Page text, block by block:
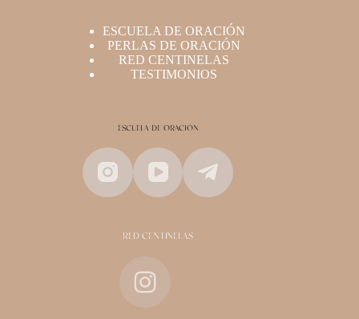
ESCUELA DE ORACIÓN
PERLAS DE ORACIÓN
RED CENTINELAS
TESTIMONIOS
ESCUELA DE ORACIÓN
RED CENTINELAS